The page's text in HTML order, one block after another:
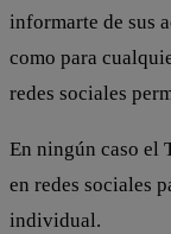
informarte de sus
como para
redes sociales
En ningún caso el
en redes sociales
individual.